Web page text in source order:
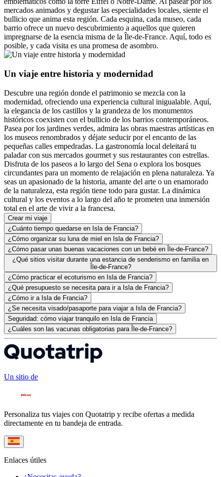
mercados animados y degustar las especialidades locales, siente el
bullicio que anima esta región. Cada esquina, cada museo, cada
barrio ofrece un nuevo descubrimiento a aquellos que quieren
impregnarse de la esencia misma de la Île-de-France. Aquí, todo es
posible, y cada visita es una promesa de asombro.
Un viaje entre historia y modernidad
Descubre una región donde el patrimonio se mezcla con la
modernidad, ofreciendo una experiencia cultural inigualable. Aquí,
la elegancia de los castillos y la grandeza de los monumentos
históricos coexisten con el bullicio de los barrios contemporáneos.
Pasea por los jardines verdes, admira las obras maestras artísticas en
los museos renombrados y déjate seducir por el encanto de las
pequeñas calles empedradas. La gastronomía local deleitará tu
paladar con sus mercados gourmet y sus restaurantes con estrellas.
Disfruta de los paseos a lo largo del Sena o explora los bosques
circundantes para un momento de relajación en plena naturaleza. Ya
seas un apasionado de la historia, amante del arte o un enamorado
de la naturaleza, esta región tiene todo para gustar. La dinámica
cultural y los eventos a lo largo del año te prometen una inmersión
total en el arte de vivir a la francesa.
Crear mi viaje
¿Cuánto tiempo quedarse en Isla de Francia?
¿Cómo organizar su luna de miel en Isla de Francia?
¿Cómo pasar unas buenas vacaciones con un bebé en Île-de-France?
¿Qué sitios visitar durante una estancia de senderismo en familia en
Île-de-France?
¿Cómo practicar el ecoturismo en Isla de Francia?
¿Qué presupuesto se necesita para ir a Isla de Francia?
¿Cómo ir a Isla de Francia?
¿Se necesita visado/pasaporte para viajar a Isla de Francia?
Seguridad: cómo viajar tranquilo en Isla de Francia
¿Cuáles son las vacunas obligatorias para Île-de-France?
Un sitio de
Personaliza tus viajes con Quotatrip y recibe ofertas a medida
directamente en tu bandeja de entrada.
Enlaces útiles